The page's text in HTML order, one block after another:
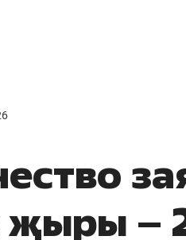
җыры –
правил, бизнес может
минимум